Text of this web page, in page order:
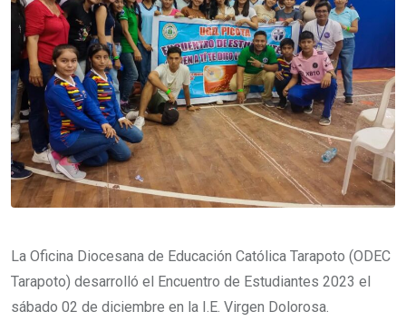
La Oficina Diocesana de Educación Católica Tarapoto (ODEC
Tarapoto) desarrolló el Encuentro de Estudiantes 2023 el
sábado 02 de diciembre en la I.E. Virgen Dolorosa.